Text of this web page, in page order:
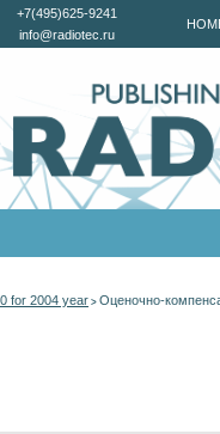
+7(495)625-9241
info@radiotec.ru
for 2004 year > Оценочно-